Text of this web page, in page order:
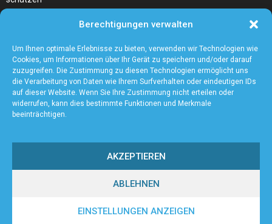
Berechtigungen verwalten
Um Ihnen optimale Erlebnisse zu bieten, verwenden wir Technologien wie
Cookies, um Informationen über Ihr Gerät zu speichern und/oder darauf
zuzugreifen. Die Zustimmung zu diesen Technologien ermöglicht uns
die Verarbeitung von Daten wie Ihrem Surfverhalten oder eindeutigen IDs
auf dieser Website. Wenn Sie Ihre Zustimmung nicht erteilen oder
widerrufen, kann dies bestimmte Funktionen und Merkmale
beeinträchtigen.
AKZEPTIEREN
ABLEHNEN
EINSTELLUNGEN ANZEIGEN
Wählen Sie den richtigen Fleischzuschnitt, wie zum Beispiel
Hochrippe vom Rind für Ihr Gericht